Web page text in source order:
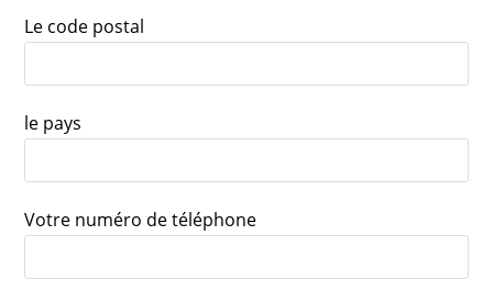
Le code postal
le pays
Votre numéro de téléphone